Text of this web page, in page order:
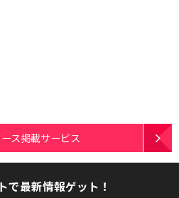
ス掲載サービス
で最新情報ゲット！